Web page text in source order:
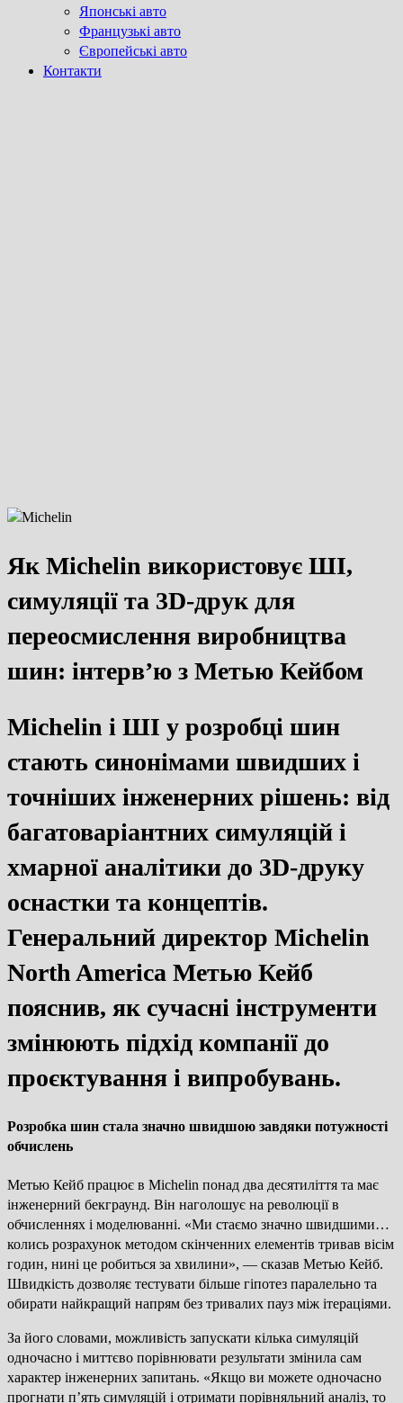
Японські авто
Французькі авто
Європейські авто
Контакти
Як Michelin використовує ШІ,
симуляції та 3D-друк для
переосмислення виробництва
шин: інтерв’ю з Метью Кейбом
Michelin і ШІ у розробці шин
стають синонімами швидших і
точніших інженерних рішень: від
багатоваріантних симуляцій і
хмарної аналітики до 3D-друку
оснастки та концептів.
Генеральний директор Michelin
North America Метью Кейб
пояснив, як сучасні інструменти
змінюють підхід компанії до
проєктування і випробувань.
Розробка шин стала значно швидшою завдяки потужності
обчислень
Метью Кейб працює в Michelin понад два десятиліття та має
інженерний бекграунд. Він наголошує на революції в
обчисленнях і моделюванні. «Ми стаємо значно швидшими…
колись розрахунок методом скінченних елементів тривав вісім
годин, нині це робиться за хвилини», — сказав Метью Кейб.
Швидкість дозволяє тестувати більше гіпотез паралельно та
обирати найкращий напрям без тривалих пауз між ітераціями.
За його словами, можливість запускати кілька симуляцій
одночасно і миттєво порівнювати результати змінила сам
характер інженерних запитань. «Якщо ви можете одночасно
прогнати п’ять симуляцій і отримати порівняльний аналіз, то